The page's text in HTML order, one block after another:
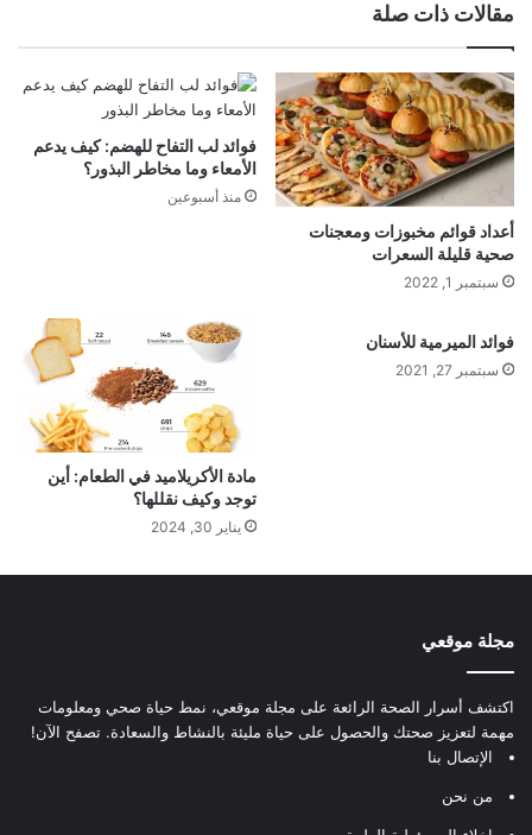
مقالات ذات صلة
أعداد قوائم مخبوزات ومعجنات
صحية قليلة السعرات
سبتمبر 1, 2022
فوائد لب التفاح للهضم: كيف يدعم
الأمعاء وما مخاطر البذور؟
منذ أسبوعين
فوائد الميرمية للأسنان
سبتمبر 27, 2021
مادة الأكريلاميد في الطعام: أين
توجد وكيف نقللها؟
يناير 30, 2024
مجلة موقعي
اكتشف أسرار الصحة الرائعة على مجلة موقعي، نمط حياة صحي ومعلومات
مهمة لتعزيز صحتك والحصول على حياة مليئة بالنشاط والسعادة. تصفح الآن!
الإتصال بنا
من نحن